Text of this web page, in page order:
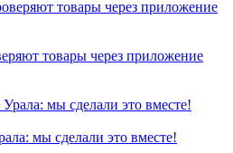
товары через приложение
мы сделали это вместе!